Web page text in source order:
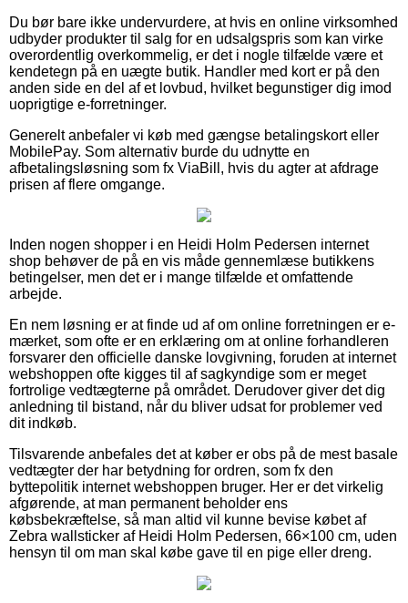
Du bør bare ikke undervurdere, at hvis en online virksomhed
udbyder produkter til salg for en udsalgspris som kan virke
overordentlig overkommelig, er det i nogle tilfælde være et
kendetegn på en uægte butik. Handler med kort er på den
anden side en del af et lovbud, hvilket begunstiger dig imod
uoprigtige e-forretninger.
Generelt anbefaler vi køb med gængse betalingskort eller
MobilePay. Som alternativ burde du udnytte en
afbetalingsløsning som fx ViaBill, hvis du agter at afdrage
prisen af flere omgange.
Inden nogen shopper i en Heidi Holm Pedersen internet
shop behøver de på en vis måde gennemlæse butikkens
betingelser, men det er i mange tilfælde et omfattende
arbejde.
En nem løsning er at finde ud af om online forretningen er e-
mærket, som ofte er en erklæring om at online forhandleren
forsvarer den officielle danske lovgivning, foruden at internet
webshoppen ofte kigges til af sagkyndige som er meget
fortrolige vedtægterne på området. Derudover giver det dig
anledning til bistand, når du bliver udsat for problemer ved
dit indkøb.
Tilsvarende anbefales det at køber er obs på de mest basale
vedtægter der har betydning for ordren, som fx den
byttepolitik internet webshoppen bruger. Her er det virkelig
afgørende, at man permanent beholder ens
købsbekræftelse, så man altid vil kunne bevise købet af
Zebra wallsticker af Heidi Holm Pedersen, 66×100 cm, uden
hensyn til om man skal købe gave til en pige eller dreng.